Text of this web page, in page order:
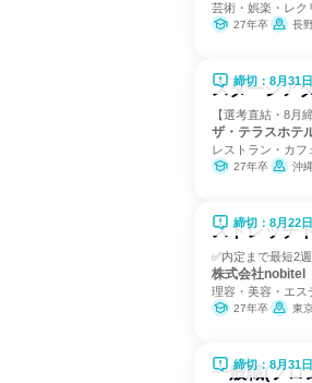
芸術・娯楽・レク
27年卒 長
締切：8月31日
スターシア
【選考直結・8月
ザ・テラスホテ
レストラン・カ
27年卒 沖
締切：8月22日
ストレッチ
✅内定まで最短2
株式会社nobitel
理容・美容・エス
27年卒 東
締切：8月31日
一般職(フロ